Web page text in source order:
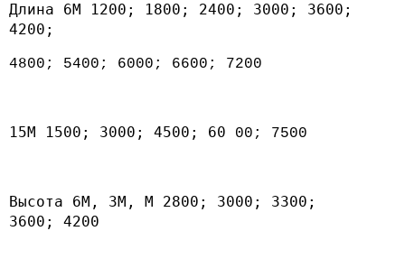
Длина 6М 1200; 1800; 2400; 3000; 3600;
4200;
4800; 5400; 6000; 6600; 7200
15М 1500; 3000; 4500; 60 00; 7500
Высота 6М, 3М, М 2800; 3000; 3300;
3600; 4200